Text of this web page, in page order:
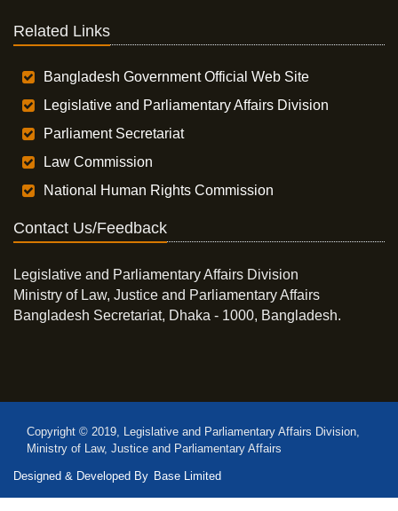
Related Links
Bangladesh Government Official Web Site
Legislative and Parliamentary Affairs Division
Parliament Secretariat
Law Commission
National Human Rights Commission
Contact Us/Feedback
Legislative and Parliamentary Affairs Division
Ministry of Law, Justice and Parliamentary Affairs
Bangladesh Secretariat, Dhaka - 1000, Bangladesh.
Copyright © 2019, Legislative and Parliamentary Affairs Division,
Ministry of Law, Justice and Parliamentary Affairs
Designed & Developed By Base Limited